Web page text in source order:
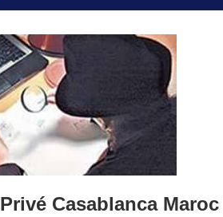
Casablanca